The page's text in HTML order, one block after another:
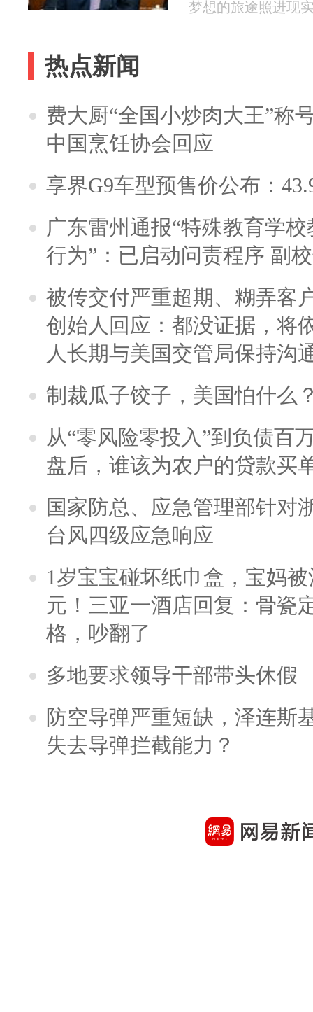
梦想的旅途照进现
热点新闻
费大厨“全国小炒肉大王”称
中国烹饪协会回应
享界G9车型预售价公布：
广东雷州通报“特殊教育学
行为”：已启动问责程序 副
被传交付严重超期、糊弄客
创始人回应：都没证据，将
人长期与美国交管局保持沟
制裁瓜子饺子，美国怕什么
从“零风险零投入”到负债百
盘后，谁该为农户的贷款买
国家防总、应急管理部针对
台风四级应急响应
1岁宝宝碰坏纸巾盒，宝妈
元！三亚一酒店回复：骨瓷
格，吵翻了
多地要求领导干部带头休假
防空导弹严重短缺，泽连斯
失去导弹拦截能力？